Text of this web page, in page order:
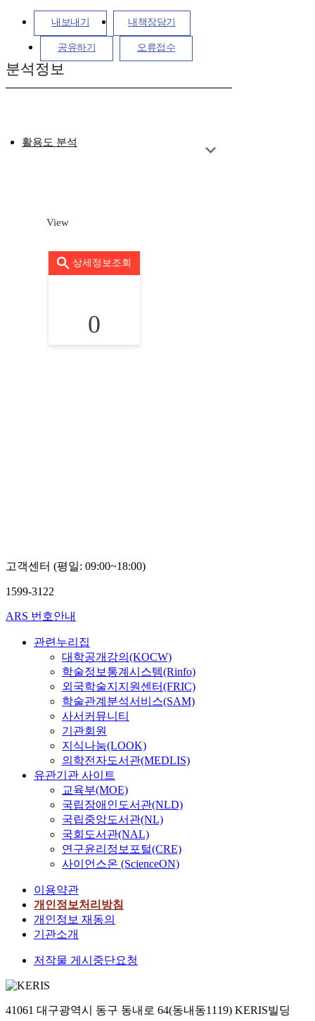
내보내기 내책장담기
공유하기 오류접수
분석정보
활용도 분석
View
상세정보조회
0
고객센터 (평일: 09:00~18:00)
1599-3122
ARS 번호안내
관련누리집
대학공개강의(KOCW)
학술정보통계시스템(Rinfo)
외국학술지지원센터(FRIC)
학술관계분석서비스(SAM)
사서커뮤니티
기관회원
지식나눔(LOOK)
의학전자도서관(MEDLIS)
유관기관 사이트
교육부(MOE)
국립장애인도서관(NLD)
국립중앙도서관(NL)
국회도서관(NAL)
연구윤리정보포털(CRE)
사이언스온 (ScienceON)
이용약관
개인정보처리방침
개인정보 재동의
기관소개
저작물 게시중단요청
41061 대구광역시 동구 동내로 64(동내동1119) KERIS빌딩